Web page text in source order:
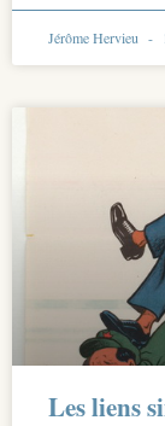
Jérôme Hervieu
Les liens